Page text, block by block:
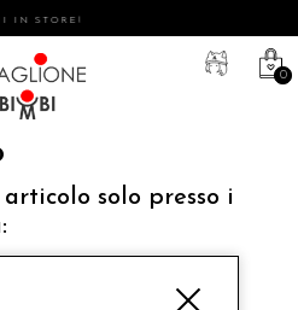
IN STORE!
0
solo presso i
Maria Angela